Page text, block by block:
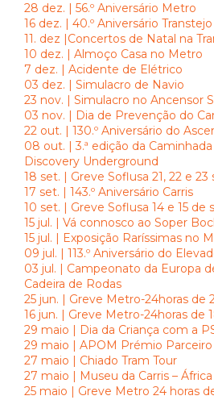
28 dez. | 56.º Aniversário Metro
16 dez. | 40.º Aniversário Transtejo
11. dez |Concertos de Natal na
10 dez. | Almoço Casa no Metro
7 dez. | Acidente de Elétrico
03 dez. | Simulacro de Navio
23 nov. | Simulacro no Ancensor
03 nov. | Dia de Prevenção do
22 out. | 130.º Aniversário do
08 out. | 3.ª edição da
Discovery Underground
18 set. | Greve Soflusa 21, 22 e
17 set. | 143.º Aniversário Carris
10 set. | Greve Soflusa 14 e 15 de
15 jul. | Vá connosco ao Soper
15 jul. | Exposição Raríssimas no
09 jul. | 113.º Aniversário do
03 jul. | Campeonato da Europa
Cadeira de Rodas
25 jun. | Greve Metro-24horas de
16 jun. | Greve Metro-24horas de
29 maio | Dia da Criança com a
29 maio | APOM Prémio Parceiro
27 maio | Chiado Tram Tour
27 maio | Museu da Carris –
25 maio | Greve Metro 24 horas